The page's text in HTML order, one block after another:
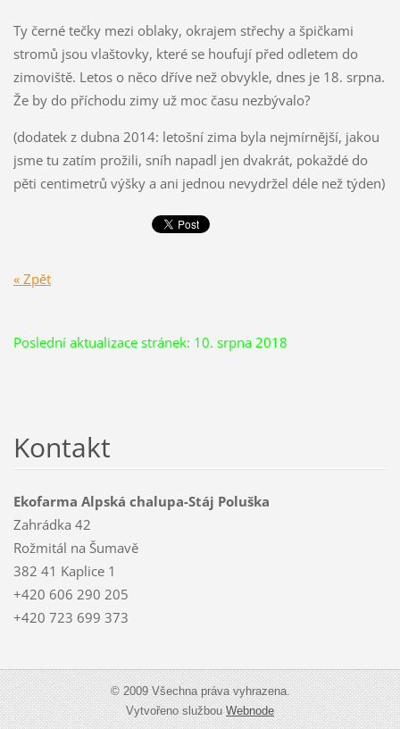
Ty černé tečky mezi oblaky, okrajem střechy a špičkami
stromů jsou vlaštovky, které se houfují před odletem do
zimoviště. Letos o něco dříve než obvykle, dnes je 18. srpna.
Že by do příchodu zimy už moc času nezbývalo?
(dodatek z dubna 2014: letošní zima byla nejmírnější, jakou
jsme tu zatím prožili, sníh napadl jen dvakrát, pokaždé do
pěti centimetrů výšky a ani jednou nevydržel déle než týden)
« Zpět
Poslední aktualizace stránek: 10. srpna 2018
Kontakt
Ekofarma Alpská chalupa-Stáj Poluška
Zahrádka 42
Rožmitál na Šumavě
382 41 Kaplice 1
+420 606 290 205
+420 723 699 373
© 2009 Všechna práva vyhrazena.
Vytvořeno službouWebnode